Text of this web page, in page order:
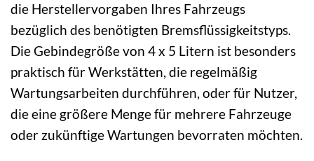
die Herstellervorgaben Ihres Fahrzeugs
bezüglich des benötigten Bremsflüssigkeitstyps.
Die Gebindegröße von 4 x 5 Litern ist besonders
praktisch für Werkstätten, die regelmäßig
Wartungsarbeiten durchführen, oder für Nutzer,
die eine größere Menge für mehrere Fahrzeuge
oder zukünftige Wartungen bevorraten möchten.